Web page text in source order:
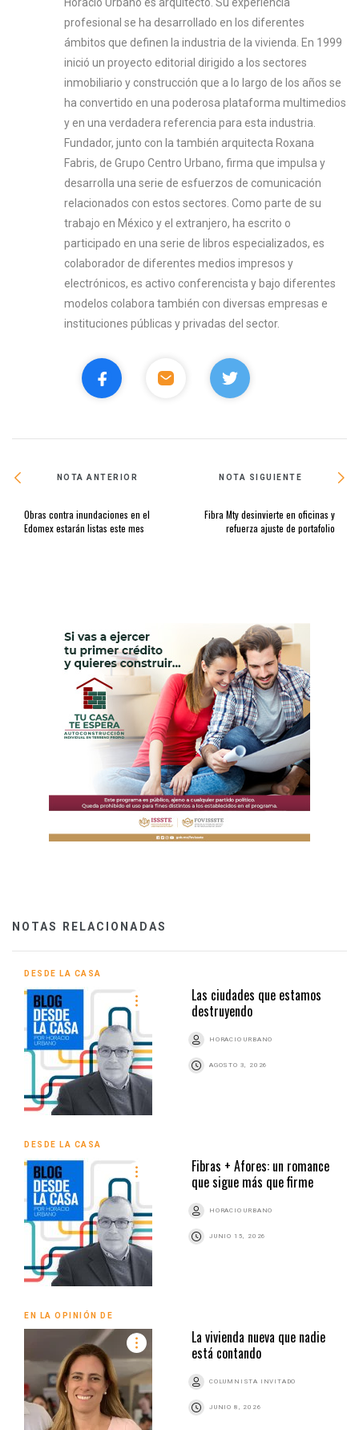
profesional se ha desarrollado en los diferentes
ámbitos que definen la industria de la vivienda. En 1999
inició un proyecto editorial dirigido a los sectores
inmobiliario y construcción que a lo largo de los años se
ha convertido en una poderosa plataforma multimedios
y en una verdadera referencia para esta industria.
Fundador, junto con la también arquitecta Roxana
Fabris, de Grupo Centro Urbano, firma que impulsa y
desarrolla una serie de esfuerzos de comunicación
relacionados con estos sectores. Como parte de su
trabajo en México y el extranjero, ha escrito o
participado en una serie de libros especializados, es
colaborador de diferentes medios impresos y
electrónicos, es activo conferencista y bajo diferentes
modelos colabora también con diversas empresas e
instituciones públicas y privadas del sector.
NOTA ANTERIOR
Obras contra inundaciones en el
Edomex estarán listas este mes
NOTA SIGUIENTE
Fibra Mty desinvierte en oficinas y
refuerza ajuste de portafolio
NOTAS RELACIONADAS
DESDE LA CASA
Las ciudades que estamos
destruyendo
HORACIO URBANO
AGOSTO 3, 2026
DESDE LA CASA
Fibras + Afores: un romance
que sigue más que firme
HORACIO URBANO
JUNIO 15, 2026
EN LA OPINIÓN DE
La vivienda nueva que nadie
está contando
COLUMNISTA INVITADO
JUNIO 8, 2026